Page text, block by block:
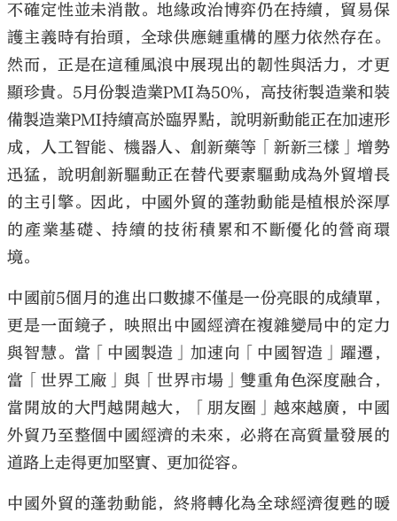
不確定性並未消散。地緣政治博弈仍在持續，貿易保
護主義時有抬頭，全球供應鏈重構的壓力依然存在。
然而，正是在這種風浪中展現出的韌性與活力，才更
顯珍貴。5月份製造業PMI為50%，高技術製造業和裝
備製造業PMI持續高於臨界點，說明新動能正在加速形
成，人工智能、機器人、創新藥等「新新三樣」增勢
迅猛，說明創新驅動正在替代要素驅動成為外貿增長
的主引擎。因此，中國外貿的蓬勃動能是植根於深厚
的產業基礎、持續的技術積累和不斷優化的營商環
境。
中國前5個月的進出口數據不僅是一份亮眼的成績單，
更是一面鏡子，映照出中國經濟在複雜變局中的定力
與智慧。當「中國製造」加速向「中國智造」躍遷，
當「世界工廠」與「世界市場」雙重角色深度融合，
當開放的大門越開越大，「朋友圈」越來越廣，中國
外貿乃至整個中國經濟的未來，必將在高質量發展的
道路上走得更加堅實、更加從容。
中國外貿的蓬勃動能，終將轉化為全球經濟復甦的暖